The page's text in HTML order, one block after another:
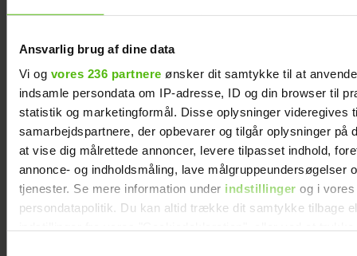
Ansvarlig brug af dine data
Vi og vores 236 partnere ønsker dit samtykke til at
indsamle persondata om IP-adresse, ID og din browser til
statistik og marketingformål. Disse oplysninger videregives
samarbejdspartnere, der opbevarer og tilgår oplysninger på
at vise dig målrettede annoncer, levere tilpasset indhold,
annonce- og indholdsmåling, lave målgruppeundersøgelser
tjenester. Se mere information under indstillinger og i vores
persondatapolitik. Du kan altid trække dit samtykke tilbage
Soeren le Schmidt om "Forræder": Det var
svært at være i